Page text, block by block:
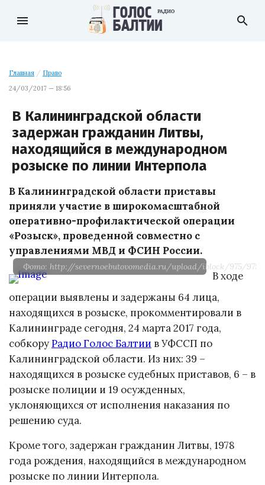
menu search
Главная / Право
24/03/2017 — 18:56
В Калининградской области
задержан гражданин Литвы,
находящийся в международном
розыске по линии Интерпола
В Калининградской области приставы
приняли участие в широкомасштабной
оперативно-профилактической операции
«Розыск», проведенной совместно с
управлениями МВД и ФСИН России.
Фото: http://severnoebutovomedia.ru/upload/iblock/975/
В ходе
операции выявлены и задержаны 64 лица,
находящихся в розыске, прокомментировали в
Калининграде сегодня, 24 марта 2017 года,
собкоруРадио Голос Балтии в УФССП по
Калининградской области. Из них: 39 –
находящихся в розыске судебных приставов, 6 – в
розыске полиции и 19 осужденных,
уклоняющихся от исполнения наказания по
решению суда.
Кроме того, задержан гражданин Литвы, 1978
года рождения, находящийся в международном
розыске по линии Интерпола.